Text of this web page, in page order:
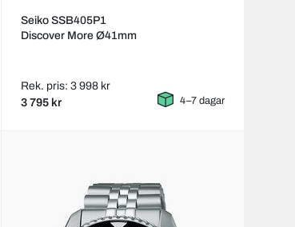
Seiko SSB405P1
Discover More Ø41mm
Rek. pris: 3 998 kr
3 795 kr 4–7 dagar